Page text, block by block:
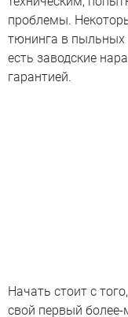
проблемы.
тюнинга в пыльных
есть заводские
гарантией.
Начать стоит с
свой первый